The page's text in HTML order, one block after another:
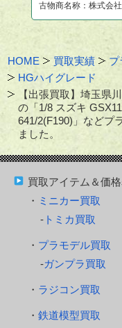
古物商名称：株式会
HOME 買取実績 プ
HGハイグレード
【出張買取】埼玉県
の「1/8 スズキ
641/2(F190)」などプ
ました。
買取アイテム＆価
ミニカー買取
トミカ買取
プラモデル買取
ガンプラ買取
ラジコン買取
鉄道模型買取